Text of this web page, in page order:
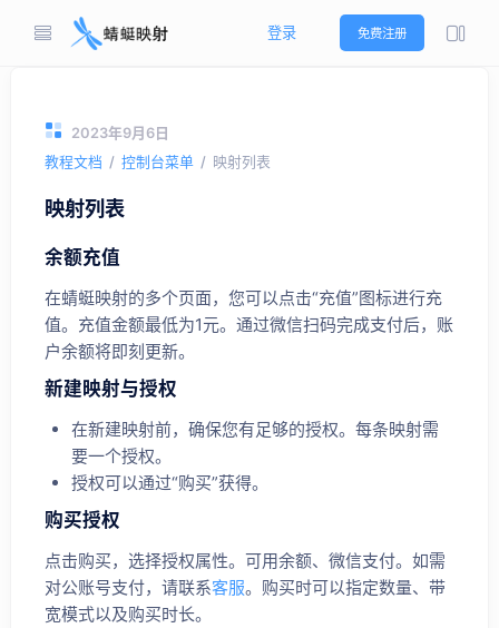
登录 免费注册
2023年9月6日
教程文档
控制台菜单 映射列表
映射列表
余额充值
在蜻蜓映射的多个页面，您可以点击“充值”图标进行充
值。充值金额最低为1元。通过微信扫码完成支付后，账
户余额将即刻更新。
新建映射与授权
在新建映射前，确保您有足够的授权。每条映射需
要一个授权。
授权可以通过“购买”获得。
购买授权
点击购买，选择授权属性。可用余额、微信支付。如需
对公账号支付，请联系客服。购买时可以指定数量、带
宽模式以及购买时长。